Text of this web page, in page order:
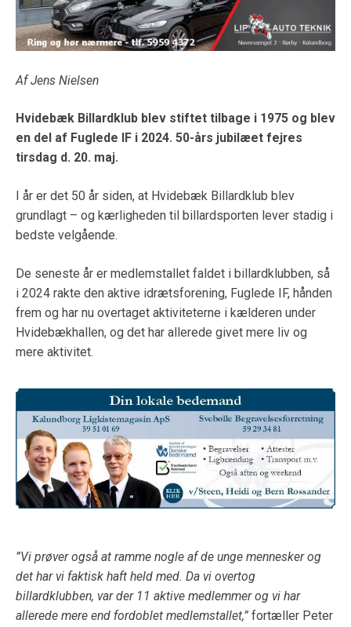
Af Jens Nielsen
Hvidebæk Billardklub blev stiftet tilbage i 1975 og blev
en del af Fuglede IF i 2024. 50-års jubilæet fejres
tirsdag d. 20. maj.
I år er det 50 år siden, at Hvidebæk Billardklub blev
grundlagt – og kærligheden til billardsporten lever stadig i
bedste velgående.
De seneste år er medlemstallet faldet i billardklubben, så
i 2024 rakte den aktive idrætsforening, Fuglede IF, hånden
frem og har nu overtaget aktiviteterne i kælderen under
Hvidebækhallen, og det har allerede givet mere liv og
mere aktivitet.
”Vi prøver også at ramme nogle af de unge mennesker og
det har vi faktisk haft held med. Da vi overtog
billardklubben, var der 11 aktive medlemmer og vi har
allerede mere end fordoblet medlemstallet,” fortæller Peter